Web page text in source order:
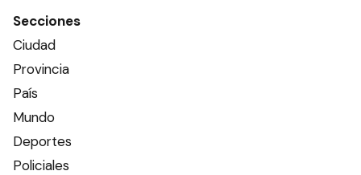
Secciones
Ciudad
Provincia
País
Mundo
Deportes
Policiales